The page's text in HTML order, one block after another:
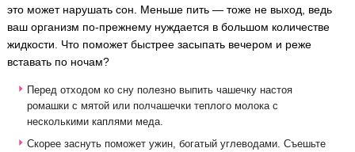
это может нарушать сон. Меньше пить — тоже не выход, ведь
ваш организм по-прежнему нуждается в большом количестве
жидкости. Что поможет быстрее засыпать вечером и реже
вставать по ночам?
Перед отходом ко сну полезно выпить чашечку настоя
ромашки с мятой или полчашечки теплого молока с
несколькими каплями меда.
Скорее заснуть поможет ужин, богатый углеводами. Съешьте